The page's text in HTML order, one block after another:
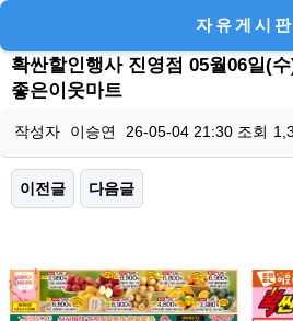
자유게시판
확싼할인행사 진영점 05월06일(
좋은이웃마트
작성자 이승연 26-05-04 21:30조회
이전글 다음글
본문